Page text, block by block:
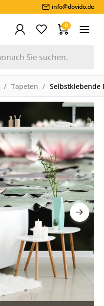
info@dovido.de
0
Tapeten Selbstklebende